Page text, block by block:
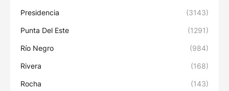
Presidencia (3143)
Punta Del Este (1291)
Río Negro (984)
Rivera (168)
Rocha (143)